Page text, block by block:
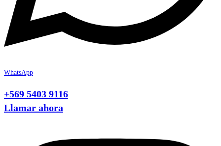
WhatsApp
+569 5403 9116
Llamar ahora